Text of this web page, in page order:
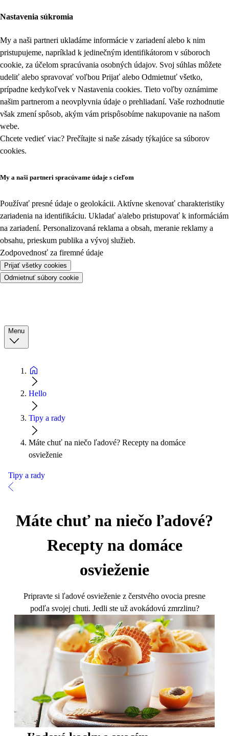
Nastavenia súkromia
My a naši partneri ukladáme informácie v zariadení alebo k nim
pristupujeme, napríklad k jedinečným identifikátorom v súboroch
cookie, za účelom spracúvania osobných údajov. Svoj súhlas môžete
udeliť alebo spravovať voľbou Prijať alebo Odmietnuť všetko,
prípadne kedykoľvek v Nastavenia cookies. Tieto voľby oznámime
našim partnerom a neovplyvnia údaje o prehliadaní. Vaše rozhodnutie
však zmení spôsob, akým vám prispôsobíme nakupovanie na našom
webe.
Chcete vedieť viac? Prečítajte si naše zásady týkajúce sa súborov
cookies.
My a naši partneri spracúvame údaje s cieľom
Používať presné údaje o geolokácii. Aktívne skenovať charakteristiky
zariadenia na identifikáciu. Ukladať a/alebo pristupovať k informáciám
na zariadení. Personalizovaná reklama a obsah, meranie reklamy a
obsahu, prieskum publika a vývoj služieb.
Zodpovednosť za firemné údaje
Prijať všetky cookies
Odmietnuť súbory cookie
Menu
Hello
Tipy a rady
Máte chuť na niečo ľadové? Recepty na domáce
osvieženie
Tipy a rady
Máte chuť na niečo ľadové?
Recepty na domáce
osvieženie
Pripravte si ľadové osvieženie z čerstvého ovocia presne
podľa svojej chuti. Jedli ste už avokádovú zmrzlinu?